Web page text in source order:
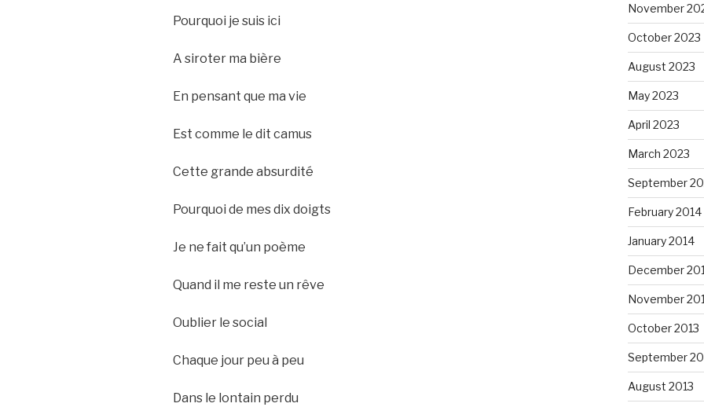
Pourquoi je suis ici
A siroter ma bière
En pensant que ma vie
Est comme le dit camus
Cette grande absurdité
Pourquoi de mes dix doigts
Je ne fait qu’un poème
Quand il me reste un rêve
Oublier le social
Chaque jour peu à peu
Dans le lontain perdu
November
October 2023
August 2023
May 2023
April 2023
March 2023
September
February 2014
January 2014
December
November
October 2013
September
August 2013